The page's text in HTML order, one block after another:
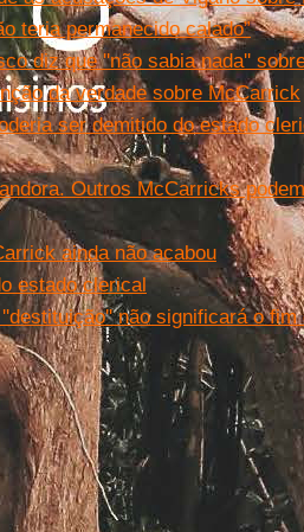
teria permanecido calado”
diz que ''não sabia nada''
da verdade sobre McCarrick
ser demitido do estado
Outros McCarricks
ainda não acabou
estado clerical
não significará o fim